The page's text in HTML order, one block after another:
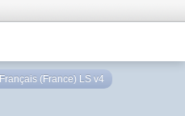
Français (France) LS v4